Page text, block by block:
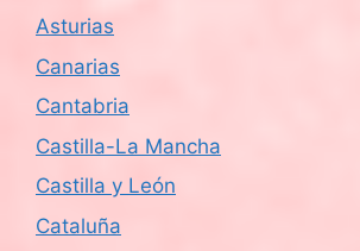
Asturias
Canarias
Cantabria
Castilla-La Mancha
Castilla y León
Cataluña